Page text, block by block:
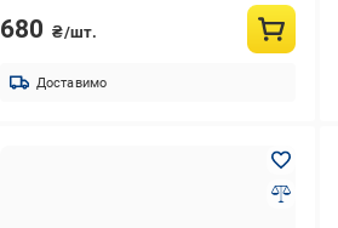
680 ₴/шт.
Доставимо